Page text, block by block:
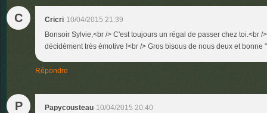
C Cricri 10/04/2015 21:39
Bonsoir Sylvie,<br /> C'est toujours un régal de passer chez toi.<br /
décidément très émotive !<br /> Gros bisous de nous deux et bonne
Répondre
P Papycousteau 10/04/2015 20:40